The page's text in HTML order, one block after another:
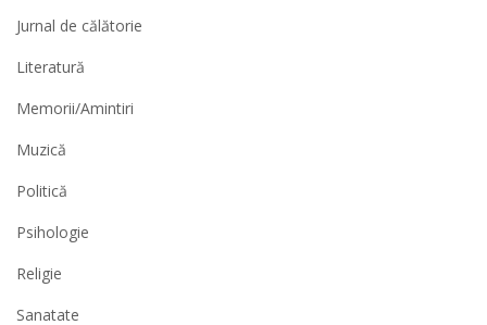
Jurnal de călătorie
Literatură
Memorii/Amintiri
Muzică
Politică
Psihologie
Religie
Sanatate